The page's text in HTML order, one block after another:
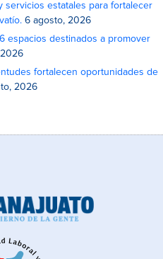
servicios estatales para fortalecer
6 agosto, 2026
espacios destinados a promover
fortalecen oportunidades de
2026